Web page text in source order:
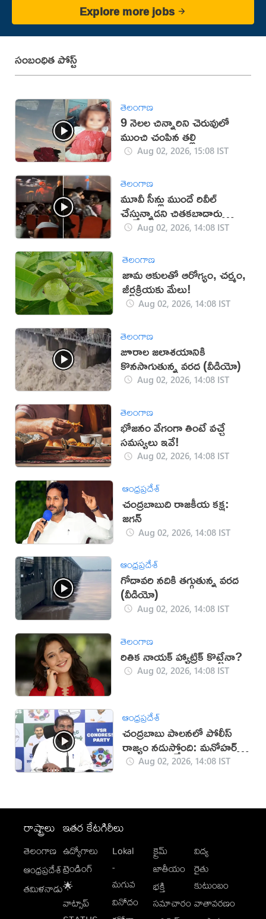
Explore more jobs
సంబంధిత పోస్ట్
తెలంగాణ
9 నెలల చిన్నారిని చెరువులో
ముంచి చంపిన తల్లి
Aug 02, 2026, 15:08 IST
తెలంగాణ
మూవీ సీన్లు ముందే రివీల్
చేస్తున్నాడని చితకబాదారు
(వీడియో)
Aug 02, 2026, 14:08 IST
తెలంగాణ
జామ ఆకులతో ఆరోగ్యం, చర్మం,
జీర్ణక్రియకు మేలు!
Aug 02, 2026, 14:08 IST
తెలంగాణ
జూరాల జలాశయానికి
కొనసాగుతున్న వరద (వీడియో)
Aug 02, 2026, 14:08 IST
తెలంగాణ
భోజనం వేగంగా తింటే వచ్చే
సమస్యలు ఇవే!
Aug 02, 2026, 14:08 IST
ఆంధ్రప్రదేశ్
చంద్రబాబుది రాజకీయ కక్ష:
జగన్
Aug 02, 2026, 14:08 IST
ఆంధ్రప్రదేశ్
గోదావరి నదికి తగ్గుతున్న వరద
(వీడియో)
Aug 02, 2026, 14:08 IST
తెలంగాణ
రితిక నాయక్ హ్యాట్రిక్ కొట్టేనా?
Aug 02, 2026, 14:08 IST
ఆంధ్రప్రదేశ్
చంద్రబాబు పాలనలో పోలీస్
రాజ్యం నడుస్తోంది: మనోహర్
రెడ్డి Aug 02, 2026, 14:08 IST
రాష్ట్రాలు
తెలంగాణ
ఆంధ్రప్రదేశ్
తమిళనాడు
ఇతర కేటగిరీలు
ఉద్యోగాలు
ట్రెండింగ్
🌟
వాట్సాప్
Lokal
-
మగువ
వినోదం
క్రైమ్
జాతీయం
భక్తి
సమాచారం
విద్య
రైతు
కుటుంబం
వాతావరణం